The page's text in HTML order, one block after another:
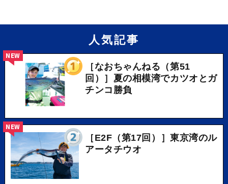
人気記事
［なおちゃんねる（第51
回）］夏の相模湾でカツオとガ
チンコ勝負
NEW
［E2F（第17回）］東京湾のル
アータチウオ
NEW